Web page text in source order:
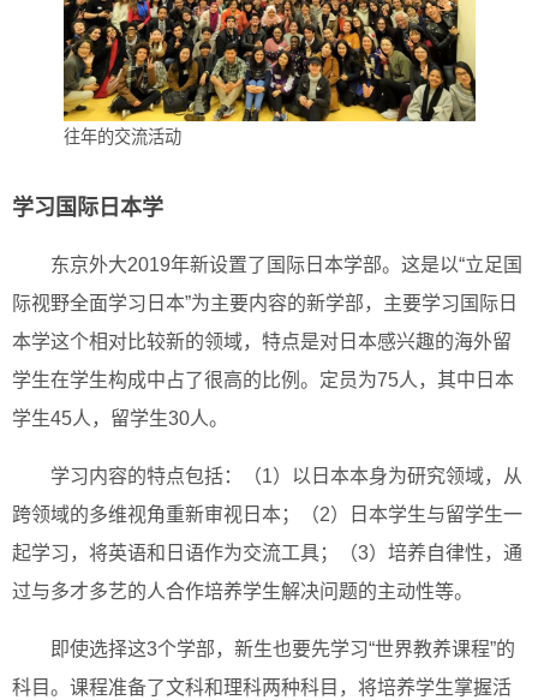
往年的交流活动
学习国际日本学
东京外大2019年新设置了国际日本学部。这是以“立足国
际视野全面学习日本”为主要内容的新学部，主要学习国际日
本学这个相对比较新的领域，特点是对日本感兴趣的海外留
学生在学生构成中占了很高的比例。定员为75人，其中日本
学生45人，留学生30人。
学习内容的特点包括：（1）以日本本身为研究领域，从
跨领域的多维视角重新审视日本；（2）日本学生与留学生一
起学习，将英语和日语作为交流工具；（3）培养自律性，通
过与多才多艺的人合作培养学生解决问题的主动性等。
即使选择这3个学部，新生也要先学习“世界教养课程”的
科目。课程准备了文科和理科两种科目，将培养学生掌握活